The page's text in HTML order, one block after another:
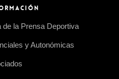
la Prensa Deportiva
y Autonómicas